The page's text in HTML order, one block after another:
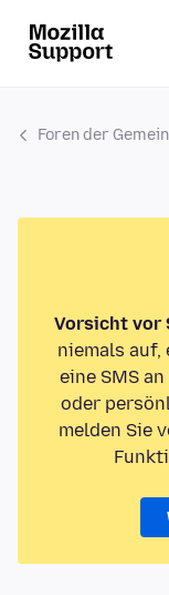
Foren der
Vorsicht vor
niemals auf,
eine SMS
oder
melden Sie